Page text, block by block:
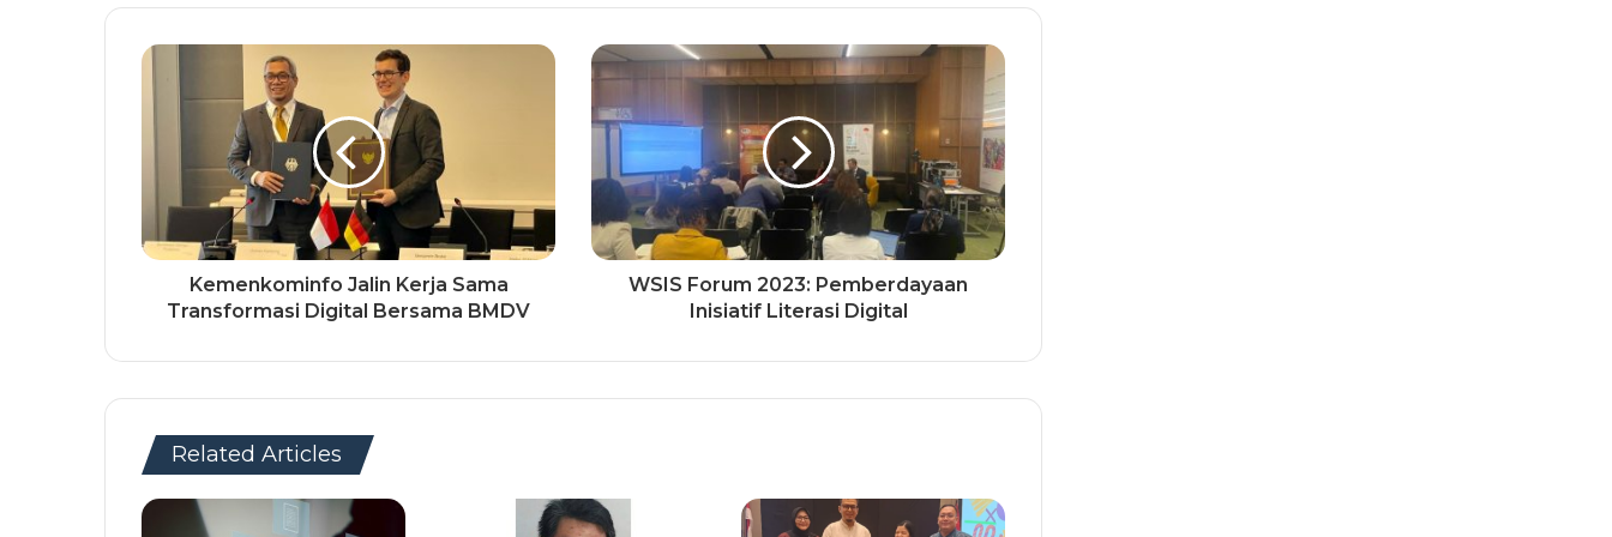
Kemenkominfo Jalin Kerja Sama
Transformasi Digital Bersama BMDV
WSIS Forum 2023: Pemberdayaan
Inisiatif Literasi Digital
Related Articles